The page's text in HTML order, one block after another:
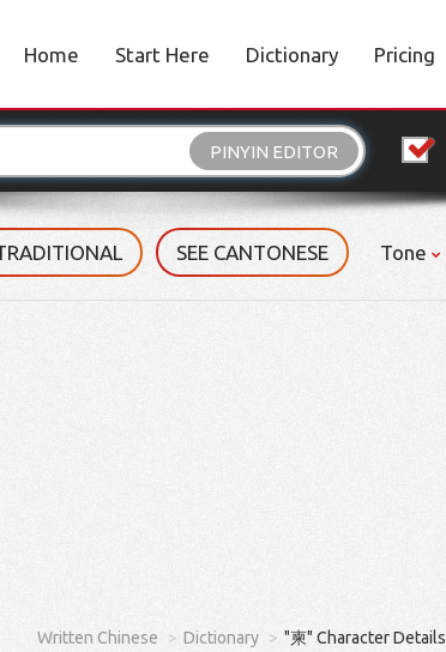
Home Start Here Dictionary Pricing
PINYIN EDITOR
SEE CANTONESE Tone
Written Chinese Dictionary "柬" Character Details